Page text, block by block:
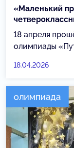
«Маленький
18 апреля
олимпиады
18.04.2026
олимпиада